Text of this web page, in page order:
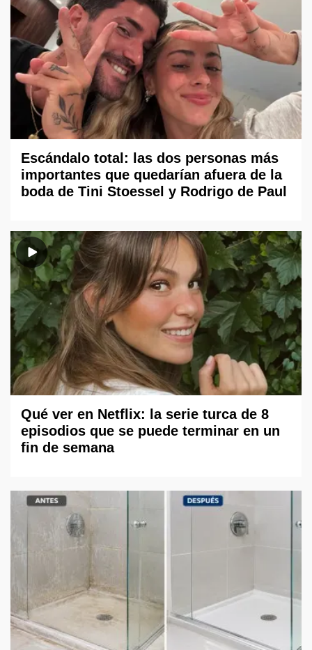
Escándalo total: las dos personas más
importantes que quedarían afuera de la
boda de Tini Stoessel y Rodrigo de Paul
Qué ver en Netflix: la serie turca de 8
episodios que se puede terminar en un
fin de semana